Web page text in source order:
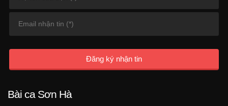
Đăng ký nhận tin
Bài ca Sơn Hà